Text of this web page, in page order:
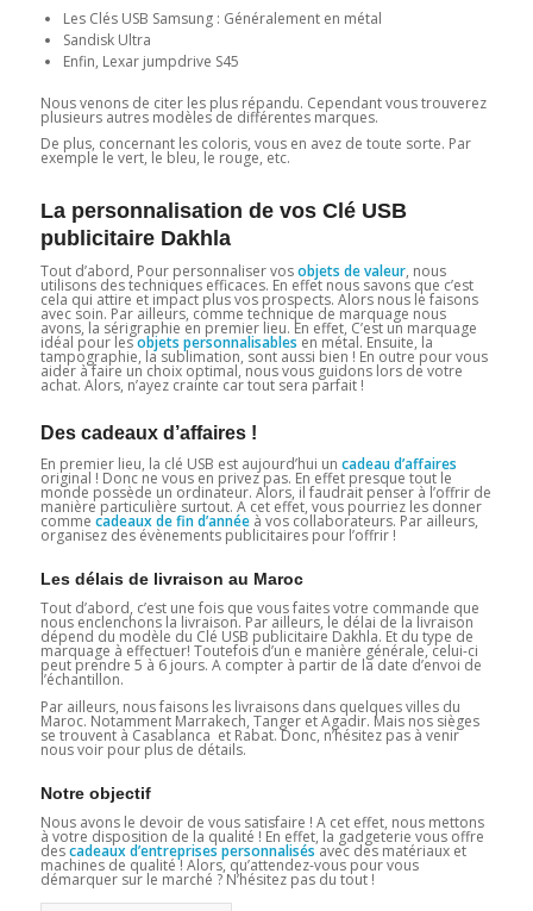
Les Clés USB Samsung : Généralement en métal
Sandisk Ultra
Enfin, Lexar jumpdrive S45
Nous venons de citer les plus répandu. Cependant vous trouverez
plusieurs autres modèles de différentes marques.
De plus, concernant les coloris, vous en avez de toute sorte. Par
exemple le vert, le bleu, le rouge, etc.
La personnalisation de vos Clé USB
publicitaire Dakhla
Tout d’abord, Pour personnaliser vosobjets de valeur, nous
utilisons des techniques efficaces. En effet nous savons que c’est
cela qui attire et impact plus vos prospects. Alors nous le faisons
avec soin. Par ailleurs, comme technique de marquage nous
avons, la sérigraphie en premier lieu. En effet, C’est un marquage
idéal pour lesobjets personnalisables en métal. Ensuite, la
tampographie, la sublimation, sont aussi bien ! En outre pour vous
aider à faire un choix optimal, nous vous guidons lors de votre
achat. Alors, n’ayez crainte car tout sera parfait !
Des cadeaux d’affaires !
En premier lieu, la clé USB est aujourd’hui un cadeau d’affaires
original ! Donc ne vous en privez pas. En effet presque tout le
monde possède un ordinateur. Alors, il faudrait penser à l’offrir de
manière particulière surtout. A cet effet, vous pourriez les donner
comme cadeaux de fin d’annéeà vos collaborateurs. Par ailleurs,
organisez des évènements publicitaires pour l’offrir !
Les délais de livraison au Maroc
Tout d’abord, c’est une fois que vous faites votre commande que
nous enclenchons la livraison. Par ailleurs, le délai de la livraison
dépend du modèle du Clé USB publicitaire Dakhla. Et du type de
marquage à effectuer! Toutefois d’un e manière générale, celui-ci
peut prendre 5 à 6 jours. A compter à partir de la date d’envoi de
l’échantillon.
Par ailleurs, nous faisons les livraisons dans quelques villes du
Maroc. Notamment Marrakech, Tanger et Agadir. Mais nos sièges
se trouvent à Casablanca et Rabat. Donc, n’hésitez pas à venir
nous voir pour plus de détails.
Notre objectif
Nous avons le devoir de vous satisfaire ! A cet effet, nous mettons
à votre disposition de la qualité ! En effet, la gadgeterie vous offre
descadeaux d’entreprises personnalisésavec des matériaux et
machines de qualité ! Alors, qu’attendez-vous pour vous
démarquer sur le marché ? N’hésitez pas du tout !